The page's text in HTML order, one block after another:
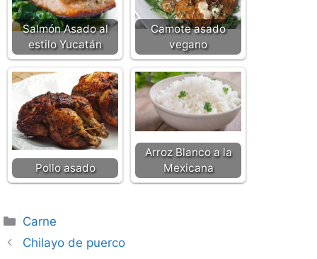
Salmón Asado al
estilo Yucatán
Camote asado
vegano
Pollo asado
Arroz Blanco a la
Mexicana
Categorías
Carne
Chilayo de puerco